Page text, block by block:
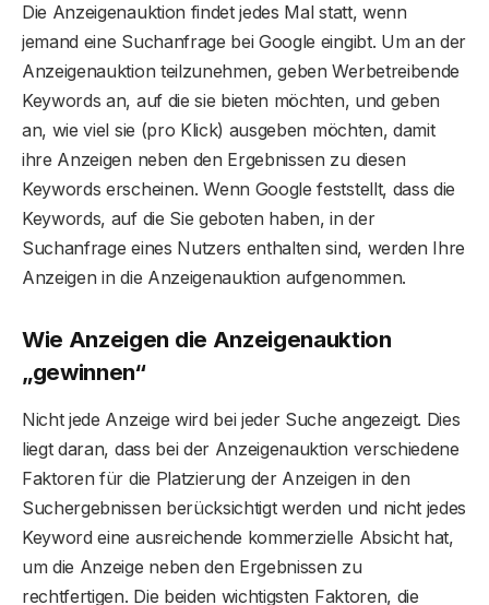
Die Anzeigenauktion findet jedes Mal statt, wenn
jemand eine Suchanfrage bei Google eingibt. Um an der
Anzeigenauktion teilzunehmen, geben Werbetreibende
Keywords an, auf die sie bieten möchten, und geben
an, wie viel sie (pro Klick) ausgeben möchten, damit
ihre Anzeigen neben den Ergebnissen zu diesen
Keywords erscheinen. Wenn Google feststellt, dass die
Keywords, auf die Sie geboten haben, in der
Suchanfrage eines Nutzers enthalten sind, werden Ihre
Anzeigen in die Anzeigenauktion aufgenommen.
Wie Anzeigen die Anzeigenauktion
„gewinnen“
Nicht jede Anzeige wird bei jeder Suche angezeigt. Dies
liegt daran, dass bei der Anzeigenauktion verschiedene
Faktoren für die Platzierung der Anzeigen in den
Suchergebnissen berücksichtigt werden und nicht jedes
Keyword eine ausreichende kommerzielle Absicht hat,
um die Anzeige neben den Ergebnissen zu
rechtfertigen. Die beiden wichtigsten Faktoren, die